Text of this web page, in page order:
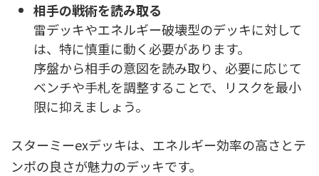
相手の戦術を読み取る
雷デッキやエネルギー破壊型のデッキに対して
は、特に慎重に動く必要があります。
序盤から相手の意図を読み取り、必要に応じて
ベンチや手札を調整することで、リスクを最小
限に抑えましょう。
スターミーexデッキは、エネルギー効率の高さとテ
ンポの良さが魅力のデッキです。